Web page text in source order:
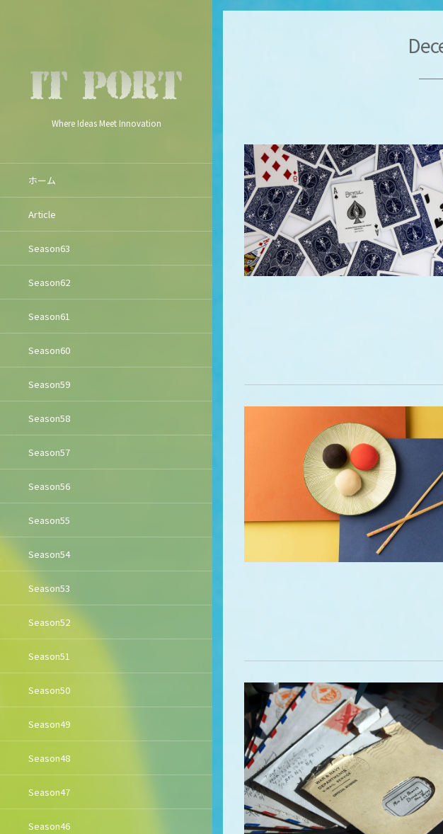
Where Ideas Meet Innovation
ホーム
Article
Season63
Season62
Season61
Season60
Season59
Season58
Season57
Season56
Season55
Season54
Season53
Season52
Season51
Season50
Season49
Season48
Season47
Season46